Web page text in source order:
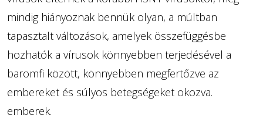
mindig hiányoznak bennük olyan, a múltban
tapasztalt változások, amelyek összefüggésbe
hozhatók a vírusok könnyebben terjedésével a
baromfi között, könnyebben megfertőzve az
embereket és súlyos betegségeket okozva.
emberek.